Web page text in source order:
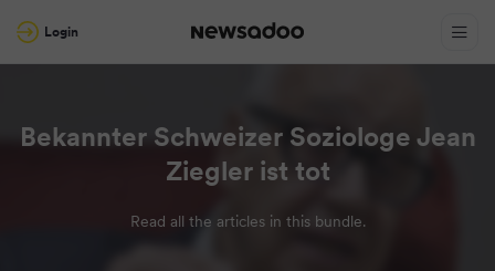
Login
Bekannter Schweizer Soziologe Jean
Ziegler ist tot
Read all the articles in this bundle.